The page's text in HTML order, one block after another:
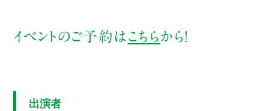
イベントのご予約は こちらから！
出演者